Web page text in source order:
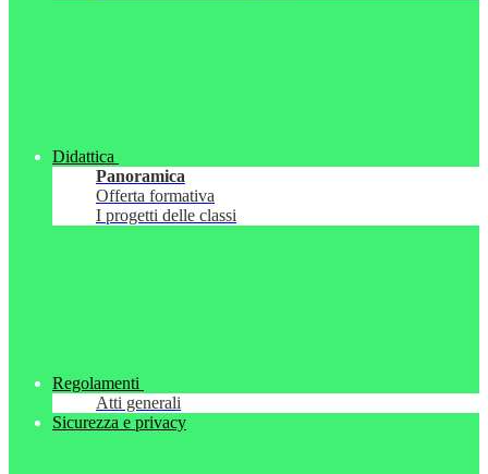
Didattica
Panoramica
Offerta formativa
I progetti delle classi
Regolamenti
Atti generali
Sicurezza e privacy